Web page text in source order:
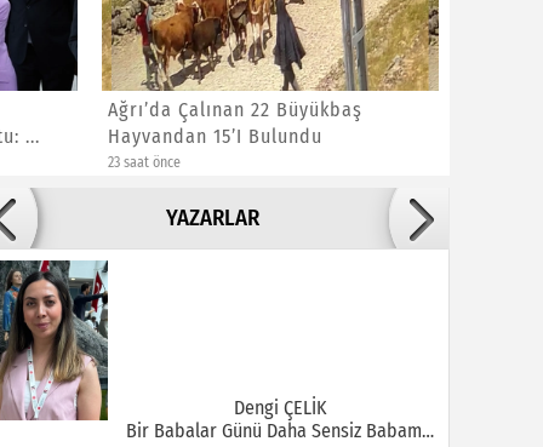
...
Ağrı’da Çalınan 22 Büyükbaş
Hayvandan 15’i Bulundu
23 saat önce
YAZARLAR
Bu Şehrin Ortasında Çürüyen Bir Yapı Var
Dengi ÇELİK
Bir Babalar Günü Daha Sensiz Babam…